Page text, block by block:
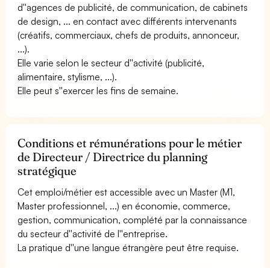
d''agences de publicité, de communication, de cabinets
de design, ... en contact avec différents intervenants
(créatifs, commerciaux, chefs de produits, annonceur,
...).
Elle varie selon le secteur d''activité (publicité,
alimentaire, stylisme, ...).
Elle peut s''exercer les fins de semaine.
Conditions et rémunérations pour le métier
de Directeur / Directrice du planning
stratégique
Cet emploi/métier est accessible avec un Master (M1,
Master professionnel, ...) en économie, commerce,
gestion, communication, complété par la connaissance
du secteur d''activité de l''entreprise.
La pratique d''une langue étrangère peut être requise.